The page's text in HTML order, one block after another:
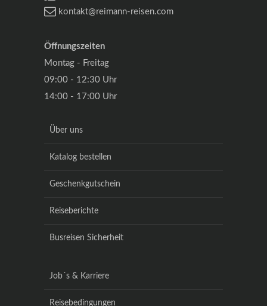
kontakt@reimann-reisen.com
Öffnungszeiten
Montag - Freitag
09:00 - 12:30 Uhr
14:00 - 17:00 Uhr
Über uns
Katalog bestellen
Geschenkgutschein
Reiseberichte
Busreisen Sicherheit
Job´s & Karriere
Reisebedingungen